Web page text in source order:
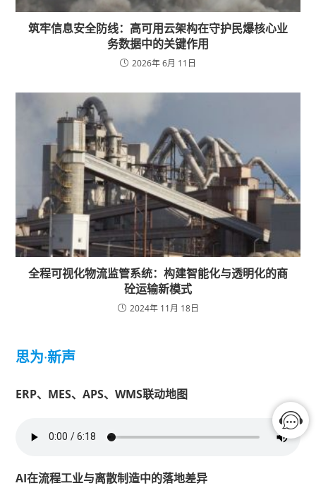
筑牢信息安全防线：高可用云架构在守护民爆核心业
务数据中的关键作用
2026年 6月 11日
全程可视化物流监管系统：构建智能化与透明化的商
砼运输新模式
2024年 11月 18日
思为·新声
ERP、MES、APS、WMS联动地图
AI在流程工业与离散制造中的落地差异